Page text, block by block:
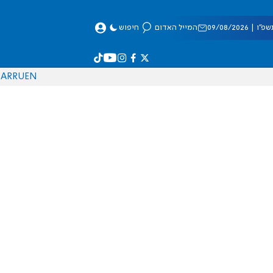
08/2026 המייל האדום חיפוש
EN
RU
AR